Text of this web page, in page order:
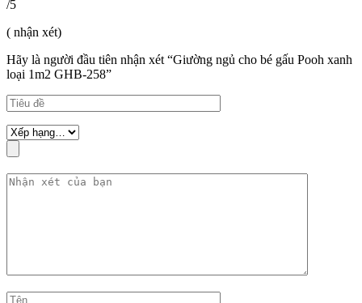
/5
( nhận xét)
Hãy là người đầu tiên nhận xét “Giường ngủ cho bé gấu Pooh xanh
loại 1m2 GHB-258”